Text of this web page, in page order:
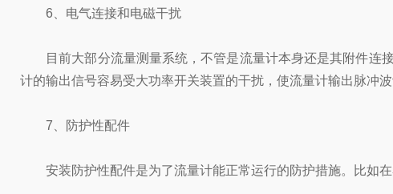
6、电气连接和电磁干扰
目前大部分流量测量系统，不管是流量计本身还是其附件连接
计的输出信号容易受大功率开关装置的干扰，使流量计输出脉冲
7、防护性配件
安装防护性配件是为了流量计能正常运行的防护措施。比如在